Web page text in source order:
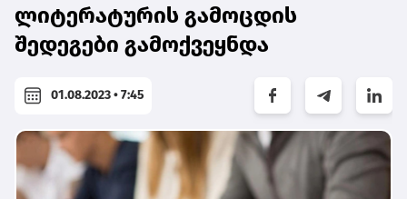
ლიტერატურის გამოცდის
შედეგები გამოქვეყნდა
01.08.2023 • 7:45